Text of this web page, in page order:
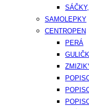
SAMOLEPKY
CENTROPEN
PERÁ